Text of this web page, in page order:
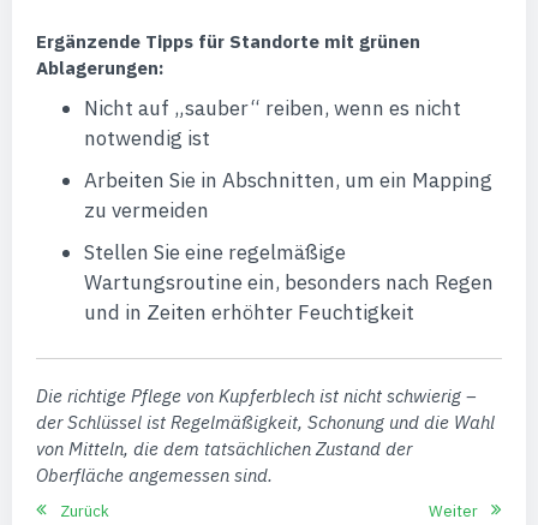
Ergänzende Tipps für Standorte mit grünen
Ablagerungen:
Nicht auf „sauber“ reiben, wenn es nicht
notwendig ist
Arbeiten Sie in Abschnitten, um ein Mapping
zu vermeiden
Stellen Sie eine regelmäßige
Wartungsroutine ein, besonders nach Regen
und in Zeiten erhöhter Feuchtigkeit
Die richtige Pflege von Kupferblech ist nicht schwierig –
der Schlüssel ist Regelmäßigkeit, Schonung und die Wahl
von Mitteln, die dem tatsächlichen Zustand der
Oberfläche angemessen sind.
Zurück Weiter